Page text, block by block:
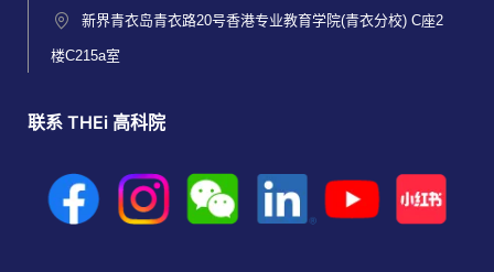
新界青衣岛青衣路20号香港专业教育学院(青衣分校) C座2
楼C215a室
联系 THEi 高科院